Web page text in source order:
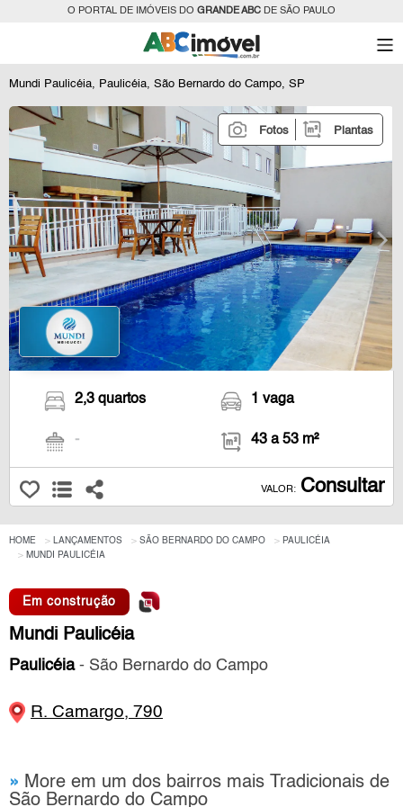
O PORTAL DE IMÓVEIS DO GRANDE ABC DE SÃO PAULO
Mundi Paulicéia, Paulicéia, São Bernardo do Campo, SP
Fotos Plantas
2,3 quartos
-
1 vaga
43 a 53 m²
VALOR: Consultar
HOME LANÇAMENTOS SÃO BERNARDO DO CAMPO
PAULICÉIA
MUNDI PAULICÉIA
Em construção
Mundi Paulicéia
Paulicéia- São Bernardo do Campo
R. Camargo, 790
» More em um dos bairros mais Tradicionais de
São Bernardo do Campo